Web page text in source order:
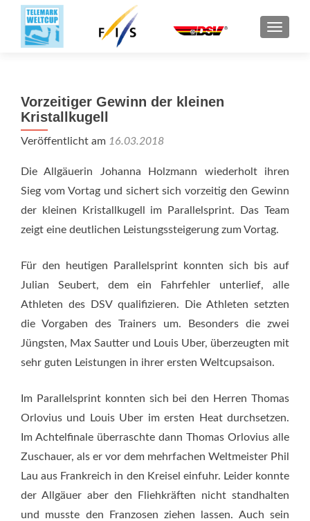
Vorzeitiger Gewinn der kleinen
Kristallkugell
Veröffentlicht am 16.03.2018
Die Allgäuerin Johanna Holzmann wiederholt ihren
Sieg vom Vortag und sichert sich vorzeitig den Gewinn
der kleinen Kristallkugell im Parallelsprint. Das Team
zeigt eine deutlichen Leistungssteigerung zum Vortag.
Für den heutigen Parallelsprint konnten sich bis auf
Julian Seubert, dem ein Fahrfehler unterlief, alle
Athleten des DSV qualifizieren. Die Athleten setzten
die Vorgaben des Trainers um. Besonders die zwei
Jüngsten, Max Sautter und Louis Uber, überzeugten mit
sehr guten Leistungen in ihrer ersten Weltcupsaison.
Im Parallelsprint konnten sich bei den Herren Thomas
Orlovius und Louis Uber im ersten Heat durchsetzen.
Im Achtelfinale überraschte dann Thomas Orlovius alle
Zuschauer, als er vor dem mehrfachen Weltmeister Phil
Lau aus Frankreich in den Kreisel einfuhr. Leider konnte
der Allgäuer aber den Fliehkräften nicht standhalten
und musste den Franzosen ziehen lassen. Auch sein